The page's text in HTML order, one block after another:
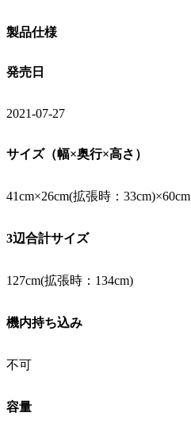
製品仕様
発売日
2021-07-27
サイズ（幅×奥行×高さ）
41cm×26cm(拡張時：33cm)×60cm
3辺合計サイズ
127cm(拡張時：134cm)
機内持ち込み
不可
容量